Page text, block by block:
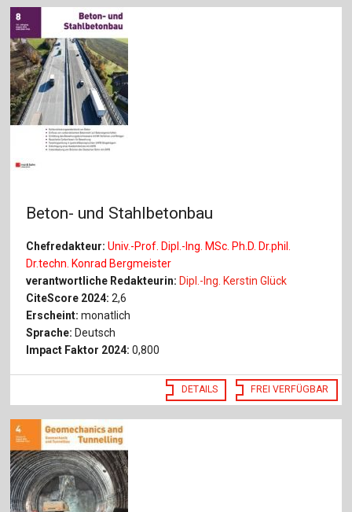
Beton- und Stahlbetonbau
Chefredakteur:Univ.-Prof. Dipl.-Ing. MSc. Ph.D. Dr.phil.
Dr.techn. Konrad Bergmeister
verantwortliche Redakteurin:Dipl.-Ing. Kerstin Glück
CiteScore 2024: 2,6
Erscheint: monatlich
Sprache: Deutsch
Impact Faktor 2024: 0,800
DETAILS FREI VERFÜGBAR